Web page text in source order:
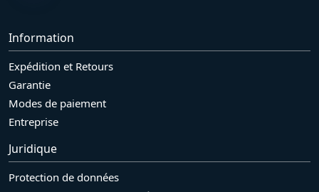
Information
Expédition et Retours
Garantie
Modes de paiement
Entreprise
Juridique
Protection de données